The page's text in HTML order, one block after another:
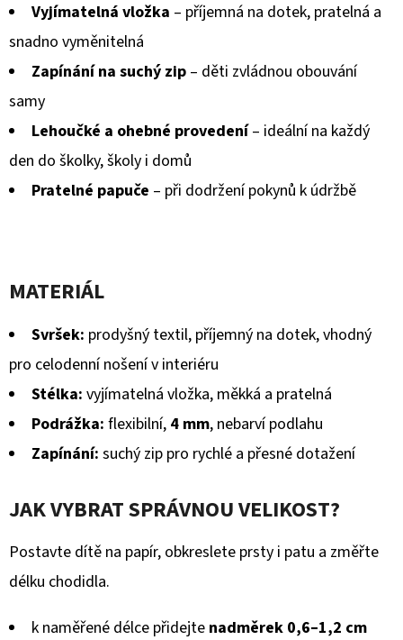
Vyjímatelná vložka – příjemná na dotek, pratelná a
snadno vyměnitelná
Zapínání na suchý zip – děti zvládnou obouvání
samy
Lehoučké a ohebné provedení– ideální na každý
den do školky, školy i domů
Pratelné papuče – při dodržení pokynů k údržbě
MATERIÁL
Svršek: prodyšný textil, příjemný na dotek, vhodný
pro celodenní nošení v interiéru
Stélka: vyjímatelná vložka, měkká a pratelná
Podrážka: flexibilní, 4 mm, nebarví podlahu
Zapínání: suchý zip pro rychlé a přesné dotažení
JAK VYBRAT SPRÁVNOU VELIKOST?
Postavte dítě na papír, obkreslete prsty i patu a změřte
délku chodidla.
k naměřené délce přidejte nadměrek 0,6–1,2 cm